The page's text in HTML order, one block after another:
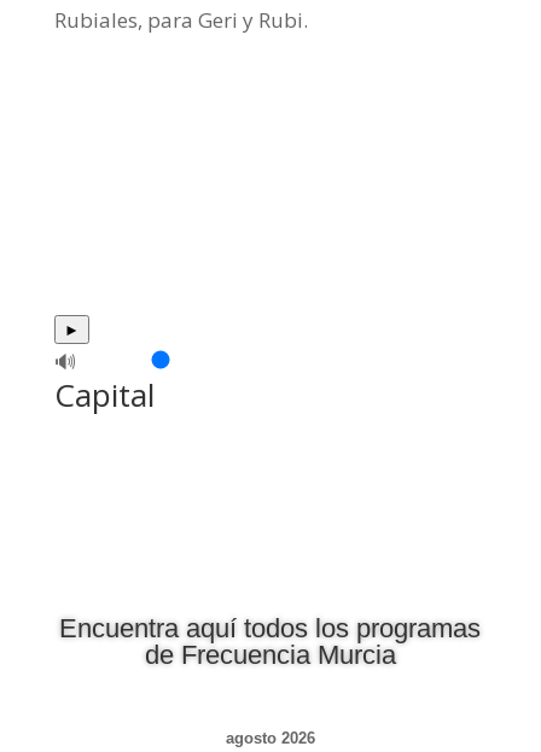
Rubiales, para Geri y Rubi.
►
🔊
Capital
Encuentra aquí todos los programas
de Frecuencia Murcia
agosto 2026